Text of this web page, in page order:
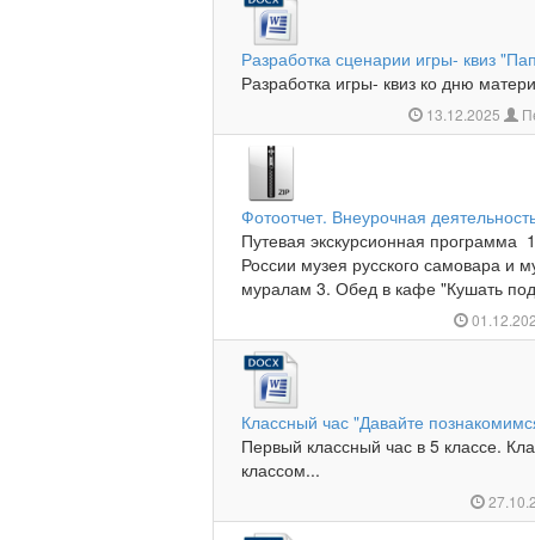
Разработка сценарии игры- квиз
Разработка игры- квиз ко дню
13.12.2025
Фотоотчет. Внеурочная
Путевая экскурсионная
России музея русского самовара и
муралам 3. Обед в кафе "Кушать
Классный час "Давайте
Первый классный час в 5 классе.
классом...